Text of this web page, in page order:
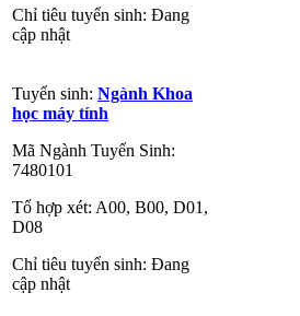
Chỉ tiêu tuyển sinh: Đang
cập nhật
Tuyển sinh: Ngành Khoa
học máy tính
Mã Ngành Tuyển Sinh:
7480101
Tổ hợp xét: A00, B00, D01,
D08
Chỉ tiêu tuyển sinh: Đang
cập nhật